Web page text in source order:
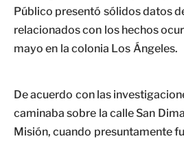
Público presentó sólidos datos
relacionados con los hechos
mayo en la colonia Los Ángeles.
De acuerdo con las
caminaba sobre la calle San
Misión, cuando presuntamente